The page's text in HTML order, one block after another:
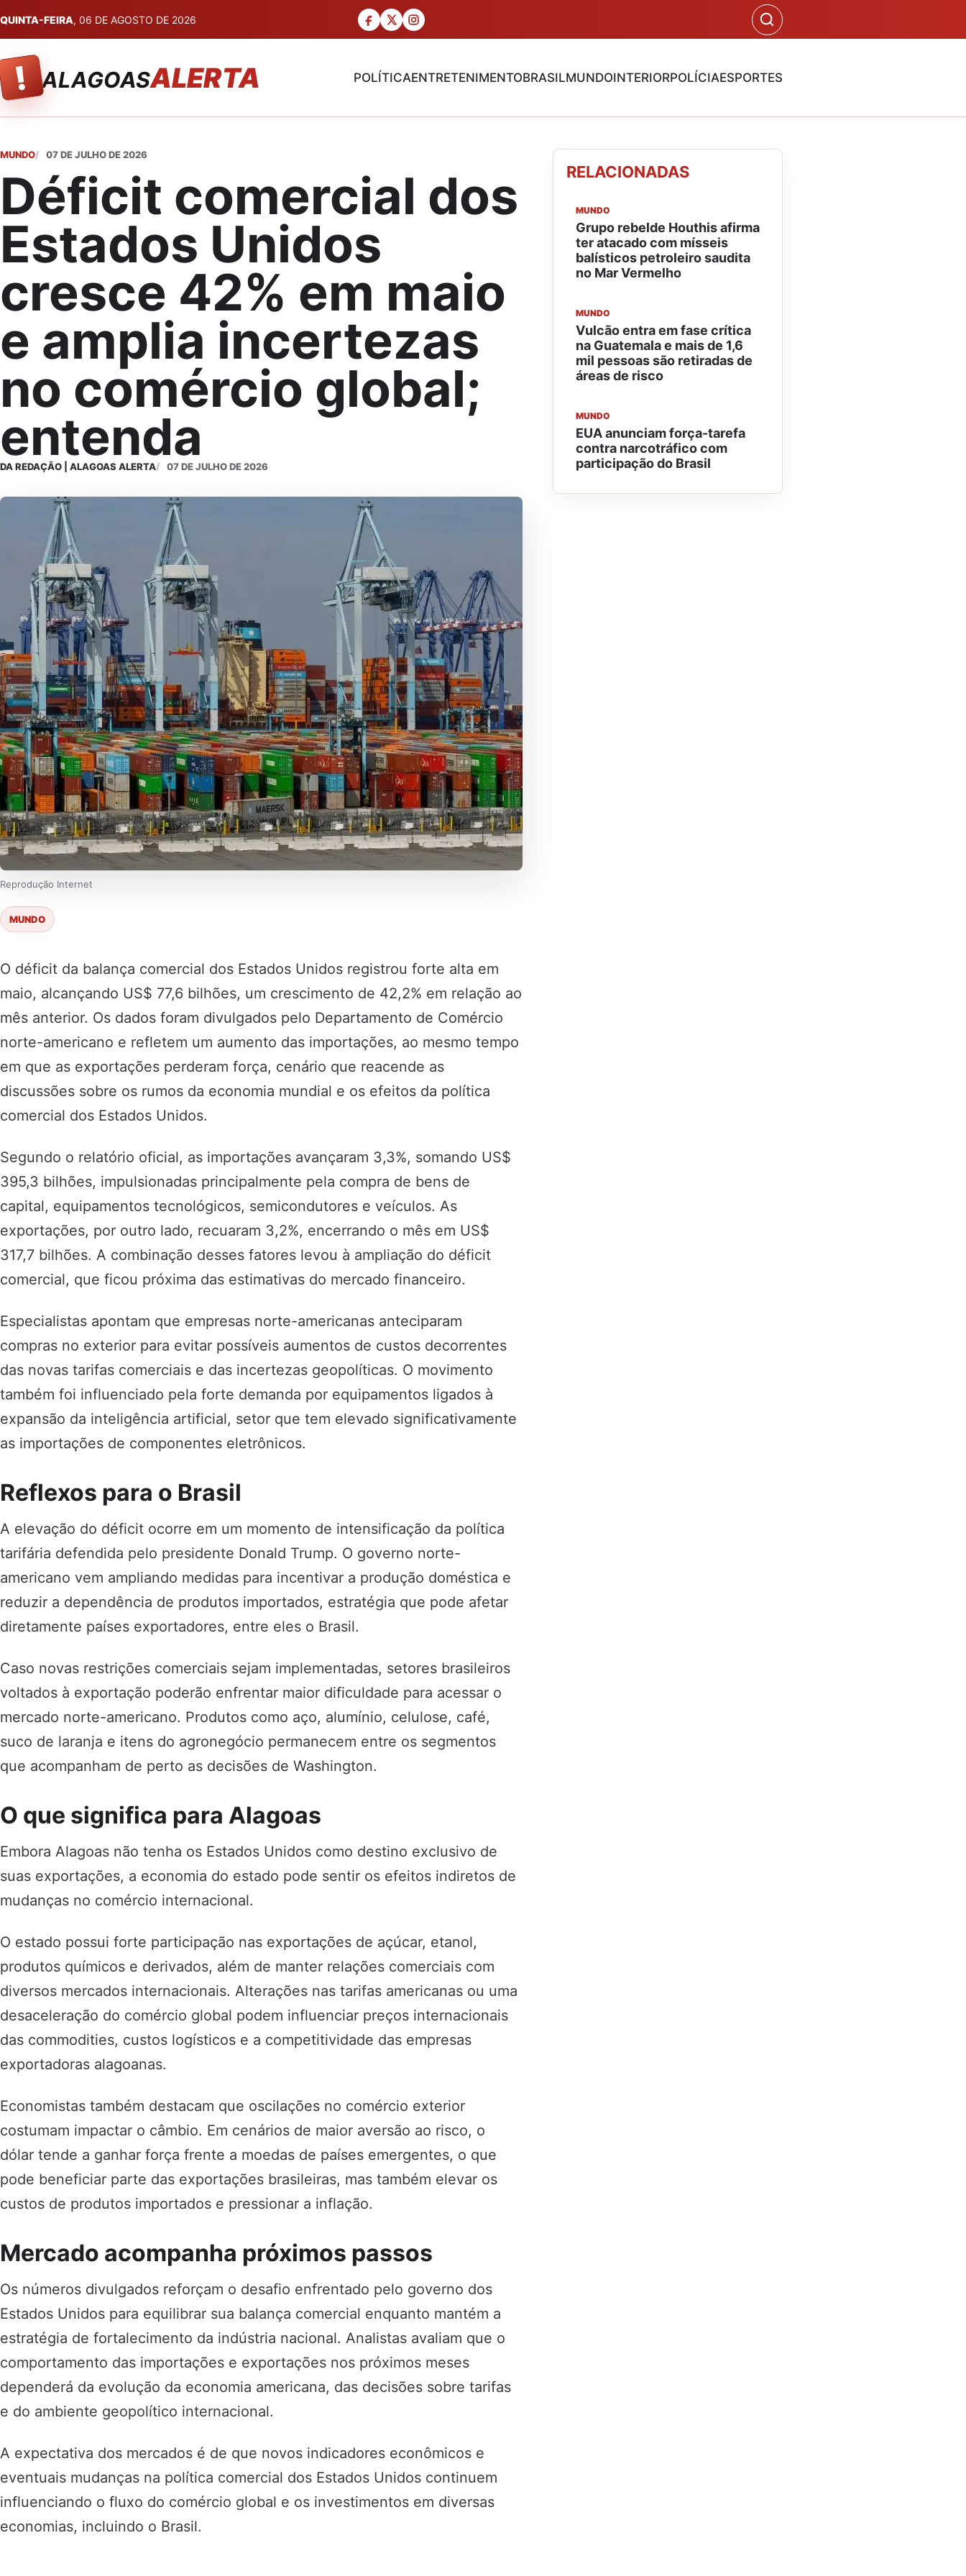
QUINTA-FEIRA, 06 DE AGOSTO DE 2026
! ALAGOASALERTA POLÍTICAENTRETENIMENTOBRASILMUNDOINTERIORPOLÍCIAESPORTES
MUNDO 07 DE JULHO DE 2026
Déficit comercial dos
Estados Unidos
cresce 42% em maio
e amplia incertezas
no comércio global;
entenda
DA REDAÇÃO | ALAGOAS ALERTA 07 DE JULHO DE 2026
Reprodução Internet
MUNDO
O déficit da balança comercial dos Estados Unidos registrou forte alta em
maio, alcançando US$ 77,6 bilhões, um crescimento de 42,2% em relação ao
mês anterior. Os dados foram divulgados pelo Departamento de Comércio
norte-americano e refletem um aumento das importações, ao mesmo tempo
em que as exportações perderam força, cenário que reacende as
discussões sobre os rumos da economia mundial e os efeitos da política
comercial dos Estados Unidos.
Segundo o relatório oficial, as importações avançaram 3,3%, somando US$
395,3 bilhões, impulsionadas principalmente pela compra de bens de
capital, equipamentos tecnológicos, semicondutores e veículos. As
exportações, por outro lado, recuaram 3,2%, encerrando o mês em US$
317,7 bilhões. A combinação desses fatores levou à ampliação do déficit
comercial, que ficou próxima das estimativas do mercado financeiro.
Especialistas apontam que empresas norte-americanas anteciparam
compras no exterior para evitar possíveis aumentos de custos decorrentes
das novas tarifas comerciais e das incertezas geopolíticas. O movimento
também foi influenciado pela forte demanda por equipamentos ligados à
expansão da inteligência artificial, setor que tem elevado significativamente
as importações de componentes eletrônicos.
Reflexos para o Brasil
A elevação do déficit ocorre em um momento de intensificação da política
tarifária defendida pelo presidente Donald Trump. O governo norte-
americano vem ampliando medidas para incentivar a produção doméstica e
reduzir a dependência de produtos importados, estratégia que pode afetar
diretamente países exportadores, entre eles o Brasil.
Caso novas restrições comerciais sejam implementadas, setores brasileiros
voltados à exportação poderão enfrentar maior dificuldade para acessar o
mercado norte-americano. Produtos como aço, alumínio, celulose, café,
suco de laranja e itens do agronegócio permanecem entre os segmentos
que acompanham de perto as decisões de Washington.
O que significa para Alagoas
Embora Alagoas não tenha os Estados Unidos como destino exclusivo de
suas exportações, a economia do estado pode sentir os efeitos indiretos de
mudanças no comércio internacional.
O estado possui forte participação nas exportações de açúcar, etanol,
produtos químicos e derivados, além de manter relações comerciais com
diversos mercados internacionais. Alterações nas tarifas americanas ou uma
desaceleração do comércio global podem influenciar preços internacionais
das commodities, custos logísticos e a competitividade das empresas
exportadoras alagoanas.
Economistas também destacam que oscilações no comércio exterior
costumam impactar o câmbio. Em cenários de maior aversão ao risco, o
dólar tende a ganhar força frente a moedas de países emergentes, o que
pode beneficiar parte das exportações brasileiras, mas também elevar os
custos de produtos importados e pressionar a inflação.
Mercado acompanha próximos passos
Os números divulgados reforçam o desafio enfrentado pelo governo dos
Estados Unidos para equilibrar sua balança comercial enquanto mantém a
estratégia de fortalecimento da indústria nacional. Analistas avaliam que o
comportamento das importações e exportações nos próximos meses
dependerá da evolução da economia americana, das decisões sobre tarifas
e do ambiente geopolítico internacional.
A expectativa dos mercados é de que novos indicadores econômicos e
eventuais mudanças na política comercial dos Estados Unidos continuem
influenciando o fluxo do comércio global e os investimentos em diversas
economias, incluindo o Brasil.
RELACIONADAS
MUNDO
Grupo rebelde Houthis afirma
ter atacado com mísseis
balísticos petroleiro saudita
no Mar Vermelho
MUNDO
Vulcão entra em fase crítica
na Guatemala e mais de 1,6
mil pessoas são retiradas de
áreas de risco
MUNDO
EUA anunciam força-tarefa
contra narcotráfico com
participação do Brasil